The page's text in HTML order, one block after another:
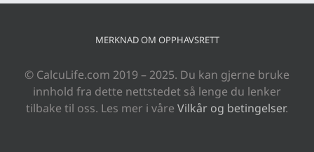
MERKNAD OM OPPHAVSRETT
© CalcuLife.com 2019 – 2025. Du kan gjerne bruke
innhold fra dette nettstedet så lenge du lenker
tilbake til oss. Les mer i våre Vilkår og betingelser.